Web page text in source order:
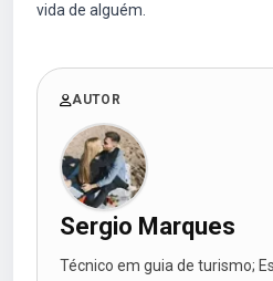
vida de alguém.
AUTOR
Sergio Marques
Técnico em guia de turismo;